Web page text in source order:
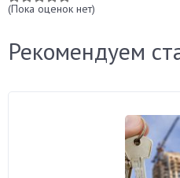
(Пока оценок нет)
Рекомендуем